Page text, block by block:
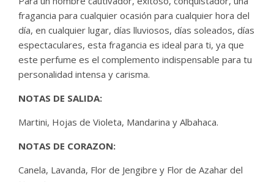
fragancia para cualquier ocasión para cualquier hora del
día, en cualquier lugar, días lluviosos, días soleados, días
espectaculares, esta fragancia es ideal para ti, ya que
este perfume es el complemento indispensable para tu
personalidad intensa y carisma.
NOTAS DE SALIDA:
Martini, Hojas de Violeta, Mandarina y Albahaca.
NOTAS DE CORAZON:
Canela, Lavanda, Flor de Jengibre y Flor de Azahar del